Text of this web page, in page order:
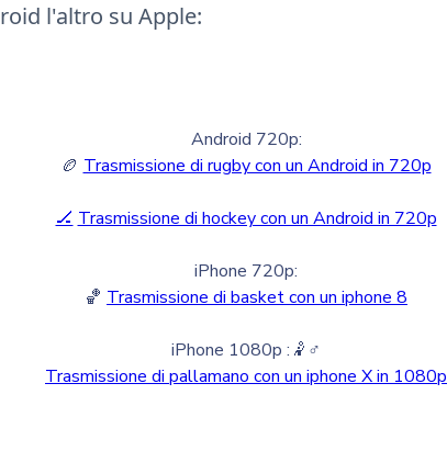
l'altro su Apple:
Android 720p:
🏉 Trasmissione di rugby con un Android in 720p
🏒 Trasmissione di hockey con un Android in 720p
iPhone 720p:
🏀 Trasmissione di basket con un iphone 8
iPhone 1080p :🤾♂️
Trasmissione di pallamano con un iphone X in 1080p